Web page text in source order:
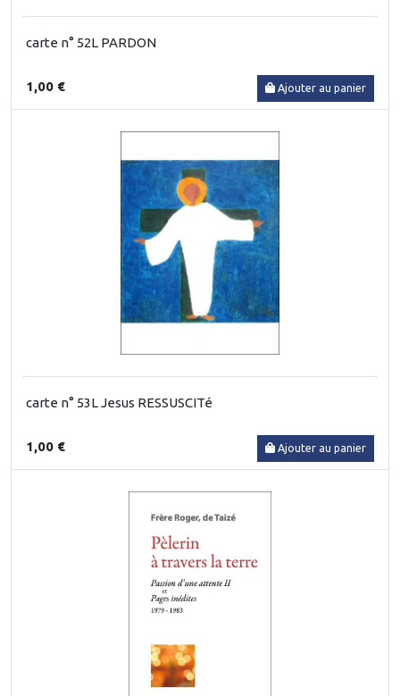
carte n° 52L PARDON
1,00 € Ajouter au panier
carte n° 53L Jesus RESSUSCITé
1,00 € Ajouter au panier